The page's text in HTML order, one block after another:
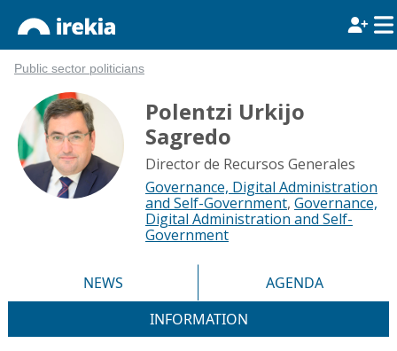
Public sector politicians
Polentzi Urkijo
Sagredo
Director de Recursos Generales
Governance, Digital Administration
and Self-Government, Governance,
Digital Administration and Self-
Government
NEWS
AGENDA
INFORMATION